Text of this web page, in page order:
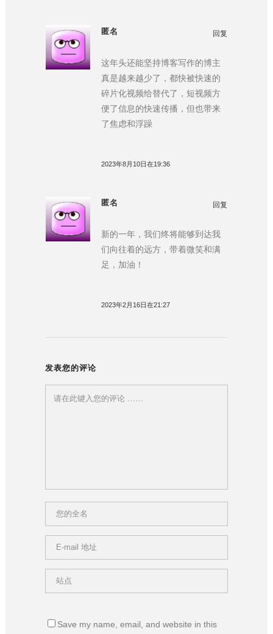
匿名 回复
这年头还能坚持博客写作的博主
真是越来越少了，都快被快速的
碎片化视频给替代了，短视频方
便了信息的快速传播，但也带来
了焦虑和浮躁
2023年8月10日在19:36
匿名 回复
新的一年，我们终将能够到达我
们向往着的远方，带着微笑和满
足，加油！
2023年2月16日在21:27
发表您的评论
Save my name, email, and website in this